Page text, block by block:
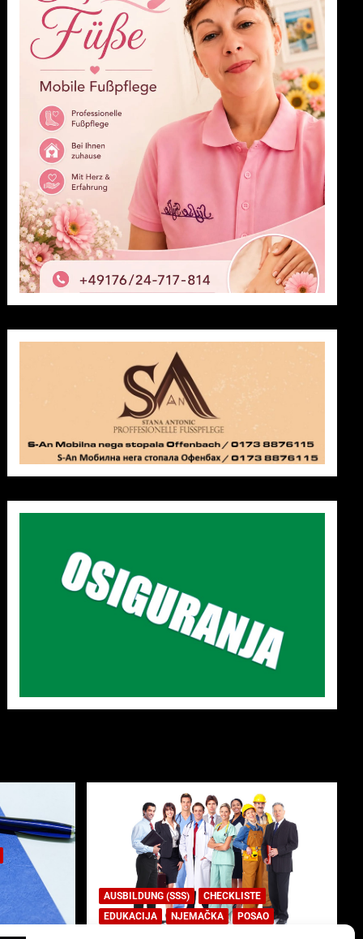
AUSBILDUNG (SSS)
CHECKLISTE
EDUKACIJA
NJEMAČKA POSAO